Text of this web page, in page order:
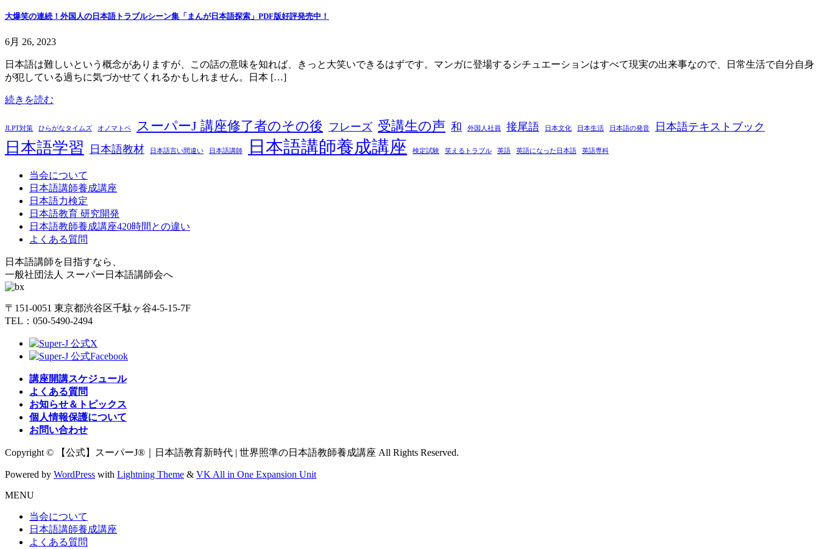
大爆笑の連続！外国人の日本語トラブルシーン集「まんが日本語探索」PDF版好評発売中！
6月 26, 2023
日本語は難しいという概念がありますが、この話の意味を知れば、きっと大笑いできるはずです。マンガに登場するシチュエーションはすべて現実の出来事なので、日常生活で自分自身
が犯している過ちに気づかせてくれるかもしれません。日本 […]
続きを読む
JLPT対策 ひらがなタイムズ オノマトペ スーパーJ 講座修了者のその後 フレーズ 受講生の声 和 外国人社員 接尾語 日本文化 日本生活 日本語の発音 日本語テキストブック
日本語学習 日本語教材 日本語言い間違い 日本語講師 日本語講師養成講座 検定試験 笑えるトラブル 英語 英語になった日本語 英語専科
当会について
日本語講師養成講座
日本語力検定
日本語教育 研究開発
日本語教師養成講座420時間との違い
よくある質問
日本語講師を目指すなら、
一般社団法人 スーパー日本語講師会へ
〒151-0051 東京都渋谷区千駄ヶ谷4-5-15-7F
TEL：050-5490-2494
講座開講スケジュール
よくある質問
お知らせ＆トピックス
個人情報保護について
お問い合わせ
Copyright © 【公式】スーパーJ®｜日本語教育新時代 | 世界照準の日本語教師養成講座 All Rights Reserved.
Powered by WordPress with Lightning Theme & VK All in One Expansion Unit
MENU
当会について
日本語講師養成講座
よくある質問